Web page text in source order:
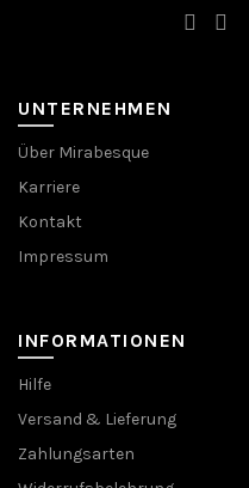
UNTERNEHMEN
Über Mirabesque
Karriere
Kontakt
Impressum
INFORMATIONEN
Hilfe
Versand & Lieferung
Zahlungsarten